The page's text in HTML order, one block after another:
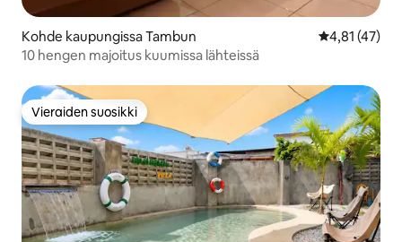
Kohde kaupungissa Tambun
4,81 (47)
10 hengen majoitus kuumissa lähteissä
Vieraiden suosikki
Vieraiden suosikki